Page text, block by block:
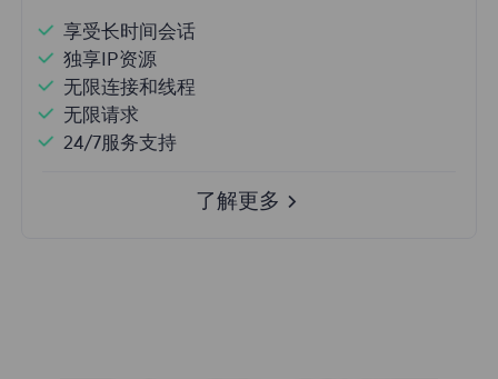
享受长时间会话
独享IP资源
无限连接和线程
无限请求
24/7服务支持
了解更多